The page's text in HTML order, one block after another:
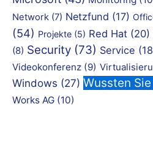
Network (7) Netzfund (17)
(54) Projekte (5) Red Hat (20)
(8) Security (73) Service
Videokonferenz (9)
Windows (27) Wussten
Works AG (10)